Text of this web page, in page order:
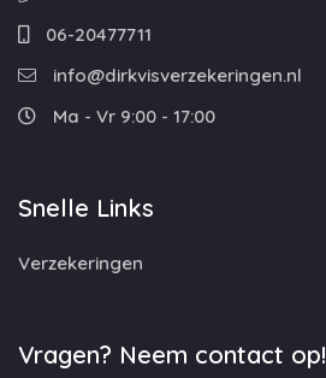
06-20477711
info@dirkvisverzekeringen.nl
Ma - Vr 9:00 - 17:00
Snelle Links
Verzekeringen
Vragen? Neem contact op!